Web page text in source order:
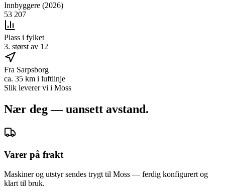
Innbyggere (2026)
53 207
Plass i fylket
3. størst av 12
Fra Sarpsborg
ca. 35 km i luftlinje
Slik leverer vi i Moss
Nær deg — uansett avstand.
Varer på frakt
Maskiner og utstyr sendes trygt til Moss — ferdig konfigurert og
klart til bruk.